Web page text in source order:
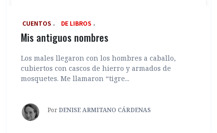
‎ CUENTOS DE LIBROS
Mis antiguos nombres
Los males llegaron con los hombres a caballo,
cubiertos con cascos de hierro y armados de
mosquetes. Me llamaron “tigre...
Por DENISE ARMITANO CÁRDENAS